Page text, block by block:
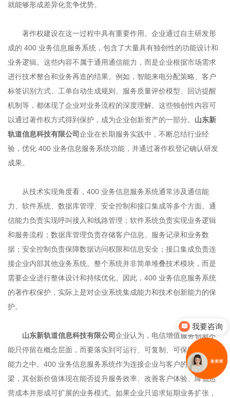
就能够形成差异化竞争优势。
著作权建设在这一过程中具有重要作用。企业通过自主研发形
成的 400 业务信息服务系统，包含了大量具有独创性的功能设计和
业务逻辑。这些内容不属于通用通信能力，而是企业根据市场需求
进行技术整合和业务再造的结果。例如，智能来电分配策略、客户
标签识别方式、工单自动生成规则、服务质量评价模型、回访提醒
机制等，都体现了企业对业务流程的深度理解。这些独创性内容可
以通过著作权方式得到保护，成为企业创新资产的一部分。 山东新
轨道信息科技有限公司企业在长期服务实践中，不断总结行业经
验，优化 400 业务信息服务系统功能，并通过著作权登记确认研发
成果。
从技术实现角度看，400 业务信息服务系统通常涉及通信能
力、软件系统、数据库管理、安全控制和接口集成等多个方面。通
信能力负责实现呼叫接入和线路管理；软件系统负责实现业务逻辑
和服务流程；数据库管理负责存储客户信息、服务记录和业务数
据；安全控制负责保障数据访问权限和信息安全；接口集成负责连
接企业内部其他业务系统。整个系统并非简单堆叠技术模块，而是
需要企业进行整体设计和持续优化。因此，400 业务信息服务系统
的著作权保护，实际上是对企业系统集成能力和技术创新能力的保
护。
山东新轨道信息科技有限公司企业认为，电信增值服务创新不
能只停留在概念层面，而要落实到可运行、可复制、可保护的系统
能力之中。400 业务信息服务系统作为连接企业与客户的重要桥
梁，其创新价值体现在能否提升服务效率、改善客户体验、降低运
营成本并形成可扩展的业务模式。如果企业只追求短期业务扩张，
我要咨询